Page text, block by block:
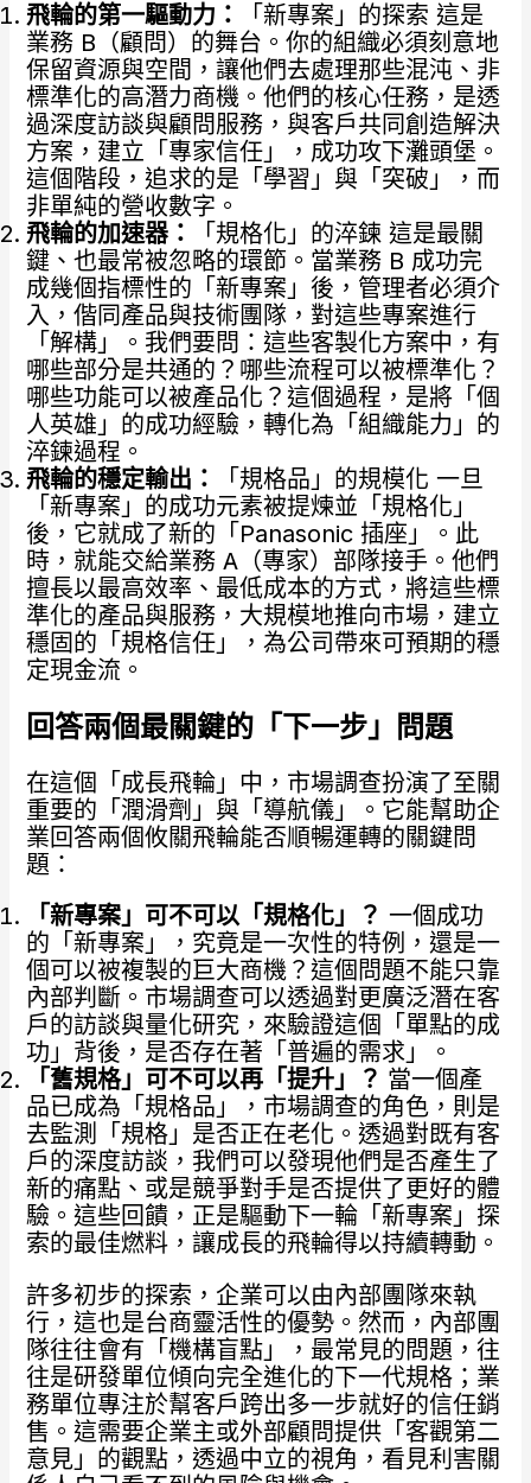
飛輪的第一驅動力：
「新專案」的探索 這是
業務 B（顧問）的舞台。你的組織必須刻意地
保留資源與空間，讓他們去處理那些混沌、非
標準化的高潛力商機。他們的核心任務，是透
過深度訪談與顧問服務，與客戶共同創造解決
方案，建立「專家信任」，成功攻下灘頭堡。
這個階段，追求的是「學習」與「突破」，而
非單純的營收數字。
飛輪的加速器：
「規格化」的淬鍊 這是最關
鍵、也最常被忽略的環節。當業務 B 成功完
成幾個指標性的「新專案」後，管理者必須介
入，偕同產品與技術團隊，對這些專案進行
「解構」。我們要問：這些客製化方案中，有
哪些部分是共通的？哪些流程可以被標準化？
哪些功能可以被產品化？這個過程，是將「個
人英雄」的成功經驗，轉化為「組織能力」的
淬鍊過程。
飛輪的穩定輸出：
「規格品」的規模化 一旦
「新專案」的成功元素被提煉並「規格化」
後，它就成了新的「Panasonic 插座」。此
時，就能交給業務 A（專家）部隊接手。他們
擅長以最高效率、最低成本的方式，將這些標
準化的產品與服務，大規模地推向市場，建立
穩固的「規格信任」，為公司帶來可預期的穩
定現金流。
回答兩個最關鍵的「下一步」問題
在這個「成長飛輪」中，市場調查扮演了至關
重要的「潤滑劑」與「導航儀」。它能幫助企
業回答兩個攸關飛輪能否順暢運轉的關鍵問
題：
「新專案」可不可以「規格化」？ 一個成功
的「新專案」，究竟是一次性的特例，還是一
個可以被複製的巨大商機？這個問題不能只靠
內部判斷。市場調查可以透過對更廣泛潛在客
戶的訪談與量化研究，來驗證這個「單點的成
功」背後，是否存在著「普遍的需求」。
「舊規格」可不可以再「提升」？ 當一個產
品已成為「規格品」，市場調查的角色，則是
去監測「規格」是否正在老化。透過對既有客
戶的深度訪談，我們可以發現他們是否產生了
新的痛點、或是競爭對手是否提供了更好的體
驗。這些回饋，正是驅動下一輪「新專案」探
索的最佳燃料，讓成長的飛輪得以持續轉動。
許多初步的探索，企業可以由內部團隊來執
行，這也是台商靈活性的優勢。然而，內部團
隊往往會有「機構盲點」，最常見的問題，往
往是研發單位傾向完全進化的下一代規格；業
務單位專注於幫客戶跨出多一步就好的信任銷
售。這需要企業主或外部顧問提供「客觀第二
意見」的觀點，透過中立的視角，看見利害關